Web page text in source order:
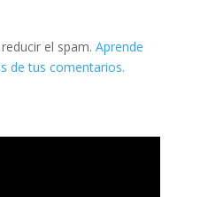
el spam. Aprende
de tus comentarios.